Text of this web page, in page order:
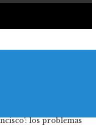
los problemas